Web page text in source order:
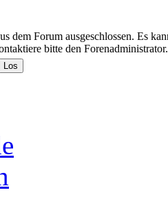
dem Forum ausgeschlossen. Es
bitte den Forenadministrator.